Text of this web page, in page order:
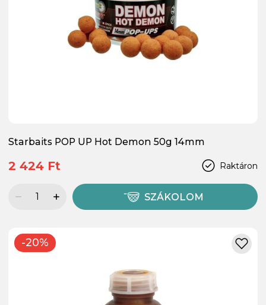
Starbaits POP UP Hot Demon 50g 14mm
Raktáron
2 424 Ft
SZÁKOLOM
-20%